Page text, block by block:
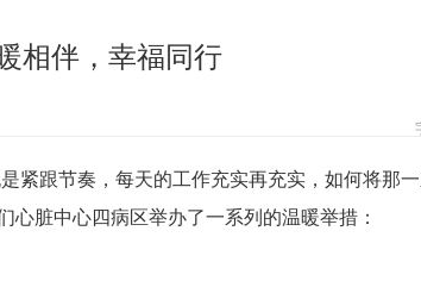
相伴，幸福同行
紧跟节奏，每天的工作充实再充实，如何将那
心脏中心四病区举办了一系列的温暖举措：